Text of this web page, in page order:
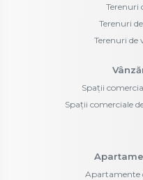
Terenuri
Terenuri
Terenuri de
Spații
Spații comerciale
Apartamente